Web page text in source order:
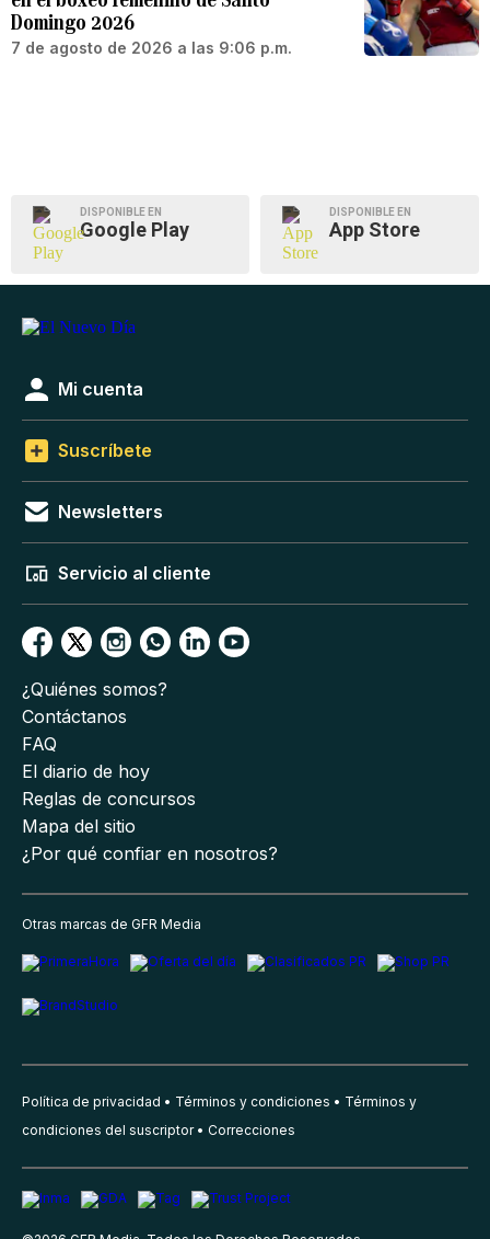
Domingo 2026
7 de agosto de 2026 a las 9:06 p.m.
DISPONIBLE EN
Google Play
DISPONIBLE EN
App Store
Mi cuenta
Suscríbete
Newsletters
Servicio al cliente
¿Quiénes somos?
Contáctanos
FAQ
El diario de hoy
Reglas de concursos
Mapa del sitio
¿Por qué confiar en nosotros?
Otras marcas de GFR Media
Política de privacidad Términos y condiciones
Términos y
condiciones del suscriptor
Correcciones